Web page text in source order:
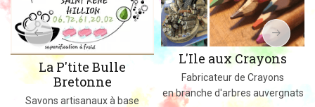
La P'tite Bulle
Bretonne
Savons artisanaux à base
L'Ile aux Crayons
Fabricateur de Crayons
en branche d'arbres auvergnats